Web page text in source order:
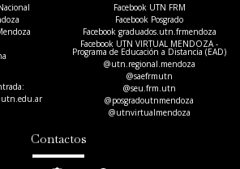
Facebook UTN FRM
Facebook Posgrado
Facebook graduados.utn.frmendoza
Facebook UTN VIRTUAL MENDOZA -
Programa de Educación a Distancia (EAD)
@utn.regional.mendoza
@saefrmutn
@seu.frm.utn
@posgradoutnmendoza
@utnvirtualmendoza
Contactos